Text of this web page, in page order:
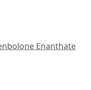
Enanthate